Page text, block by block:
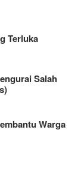
Terluka
Salah
Warga